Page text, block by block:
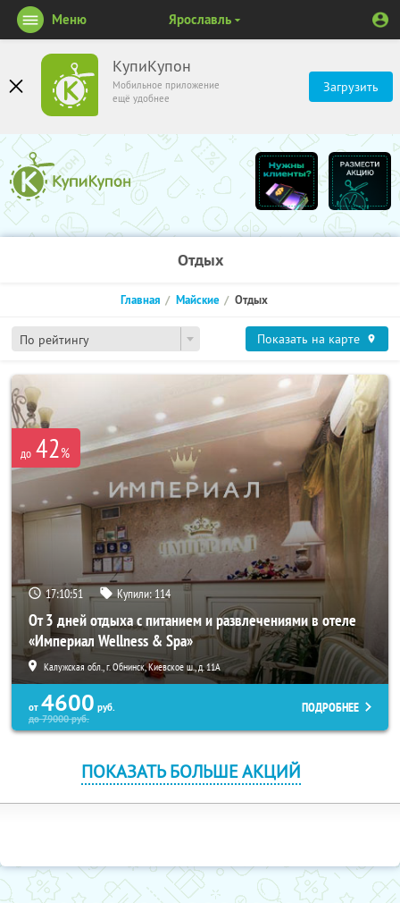
КупиКупон
Мобильное приложение
ещё удобнее
Загрузить
Меню Ярославль
Отдых
По рейтингу
Главная Майские Отдых
Показать на карте
до 42%
17:10:50 Купили:114
От 3 дней отдыха с питанием и развлечениями в отеле
«Империал Wellness & Spa»
Калужская обл., г. Обнинск, Киевское ш., д. 11А
от 4600 руб.
до79000руб.
ПОДРОБНЕЕ
ПОКАЗАТЬ БОЛЬШЕ АКЦИЙ